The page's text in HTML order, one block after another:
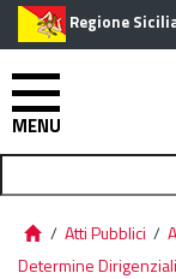
Regione
MENU
/ Atti Pubblici /
Determine Dirigenziali